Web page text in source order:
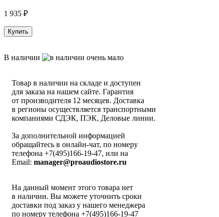
1 935 ₽
Купить
В наличии
Товар в наличии на складе и доступен
для заказа на нашем сайте. Гарантия
от производителя 12 месяцев. Доставка
в регионы осуществляется транспортными
компаниями СДЭК, ПЭК, Деловые линии.
За дополнительной информацией
обращайтесь в онлайн-чат, по номеру
телефона +7(495)166-19-47, или на
Email: manager@proaudiostore.ru
На данный момент этого товара нет
в наличии. Вы можете уточнить сроки
доставки под заказ у нашего менеджера
по номеру телефона +7(495)166-19-47